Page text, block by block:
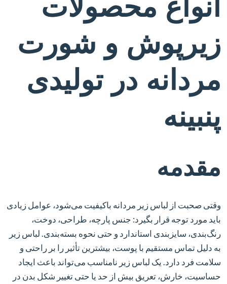
زیرپوش و شورت
مردانه در تولیدی
پنبینه
مقدمه
وقتی صحبت از لباس زیر مردانه باکیفیت می‌شود، عوامل زیادی
باید مورد توجه قرار بگیرد: جنس پارچه، طراحی، دوخت،
رنگ‌بندی، سایزبندی استاندارد و حتی نحوه بسته‌بندی. لباس زیر
به دلیل تماس مستقیم با پوست، بیشترین تأثیر را بر راحتی و
سلامت فرد دارد. یک لباس زیر نامناسب می‌تواند باعث ایجاد
حساسیت، خارش، تعریق بیش از حد یا حتی تغییر شکل بدن در